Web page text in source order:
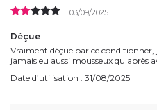
03/09/2025
Déçue
Vraiment déçue par ce conditionner,
jamais eu aussi mousseux qu'après
Date d’utilisation : 31/08/2025